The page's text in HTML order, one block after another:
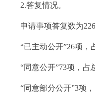
2.答复情况。
申请事项答复数为226
“已主动公开”26项，占
“同意公开”73项，占总
“同意部分公开”3项，